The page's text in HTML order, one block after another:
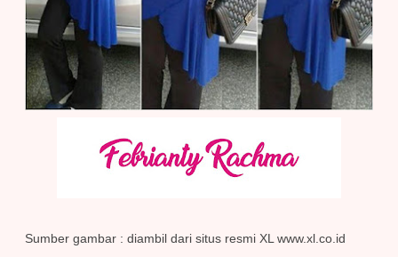
Sumber gambar : diambil dari situs resmi XL www.xl.co.id